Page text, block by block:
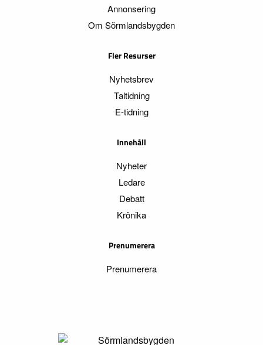
Annonsering
Om Sörmlandsbygden
Fler Resurser
Nyhetsbrev
Taltidning
E-tidning
Innehåll
Nyheter
Ledare
Debatt
Krönika
Prenumerera
Prenumerera